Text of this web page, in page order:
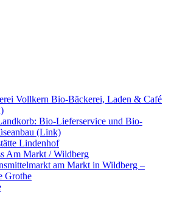
Vollkern Bio-Bäckerei, Laden & Café
Bio-Lieferservice und Bio-
(Link)
Lindenhof
Am Markt / Wildberg
am Markt in Wildberg –
Grothe